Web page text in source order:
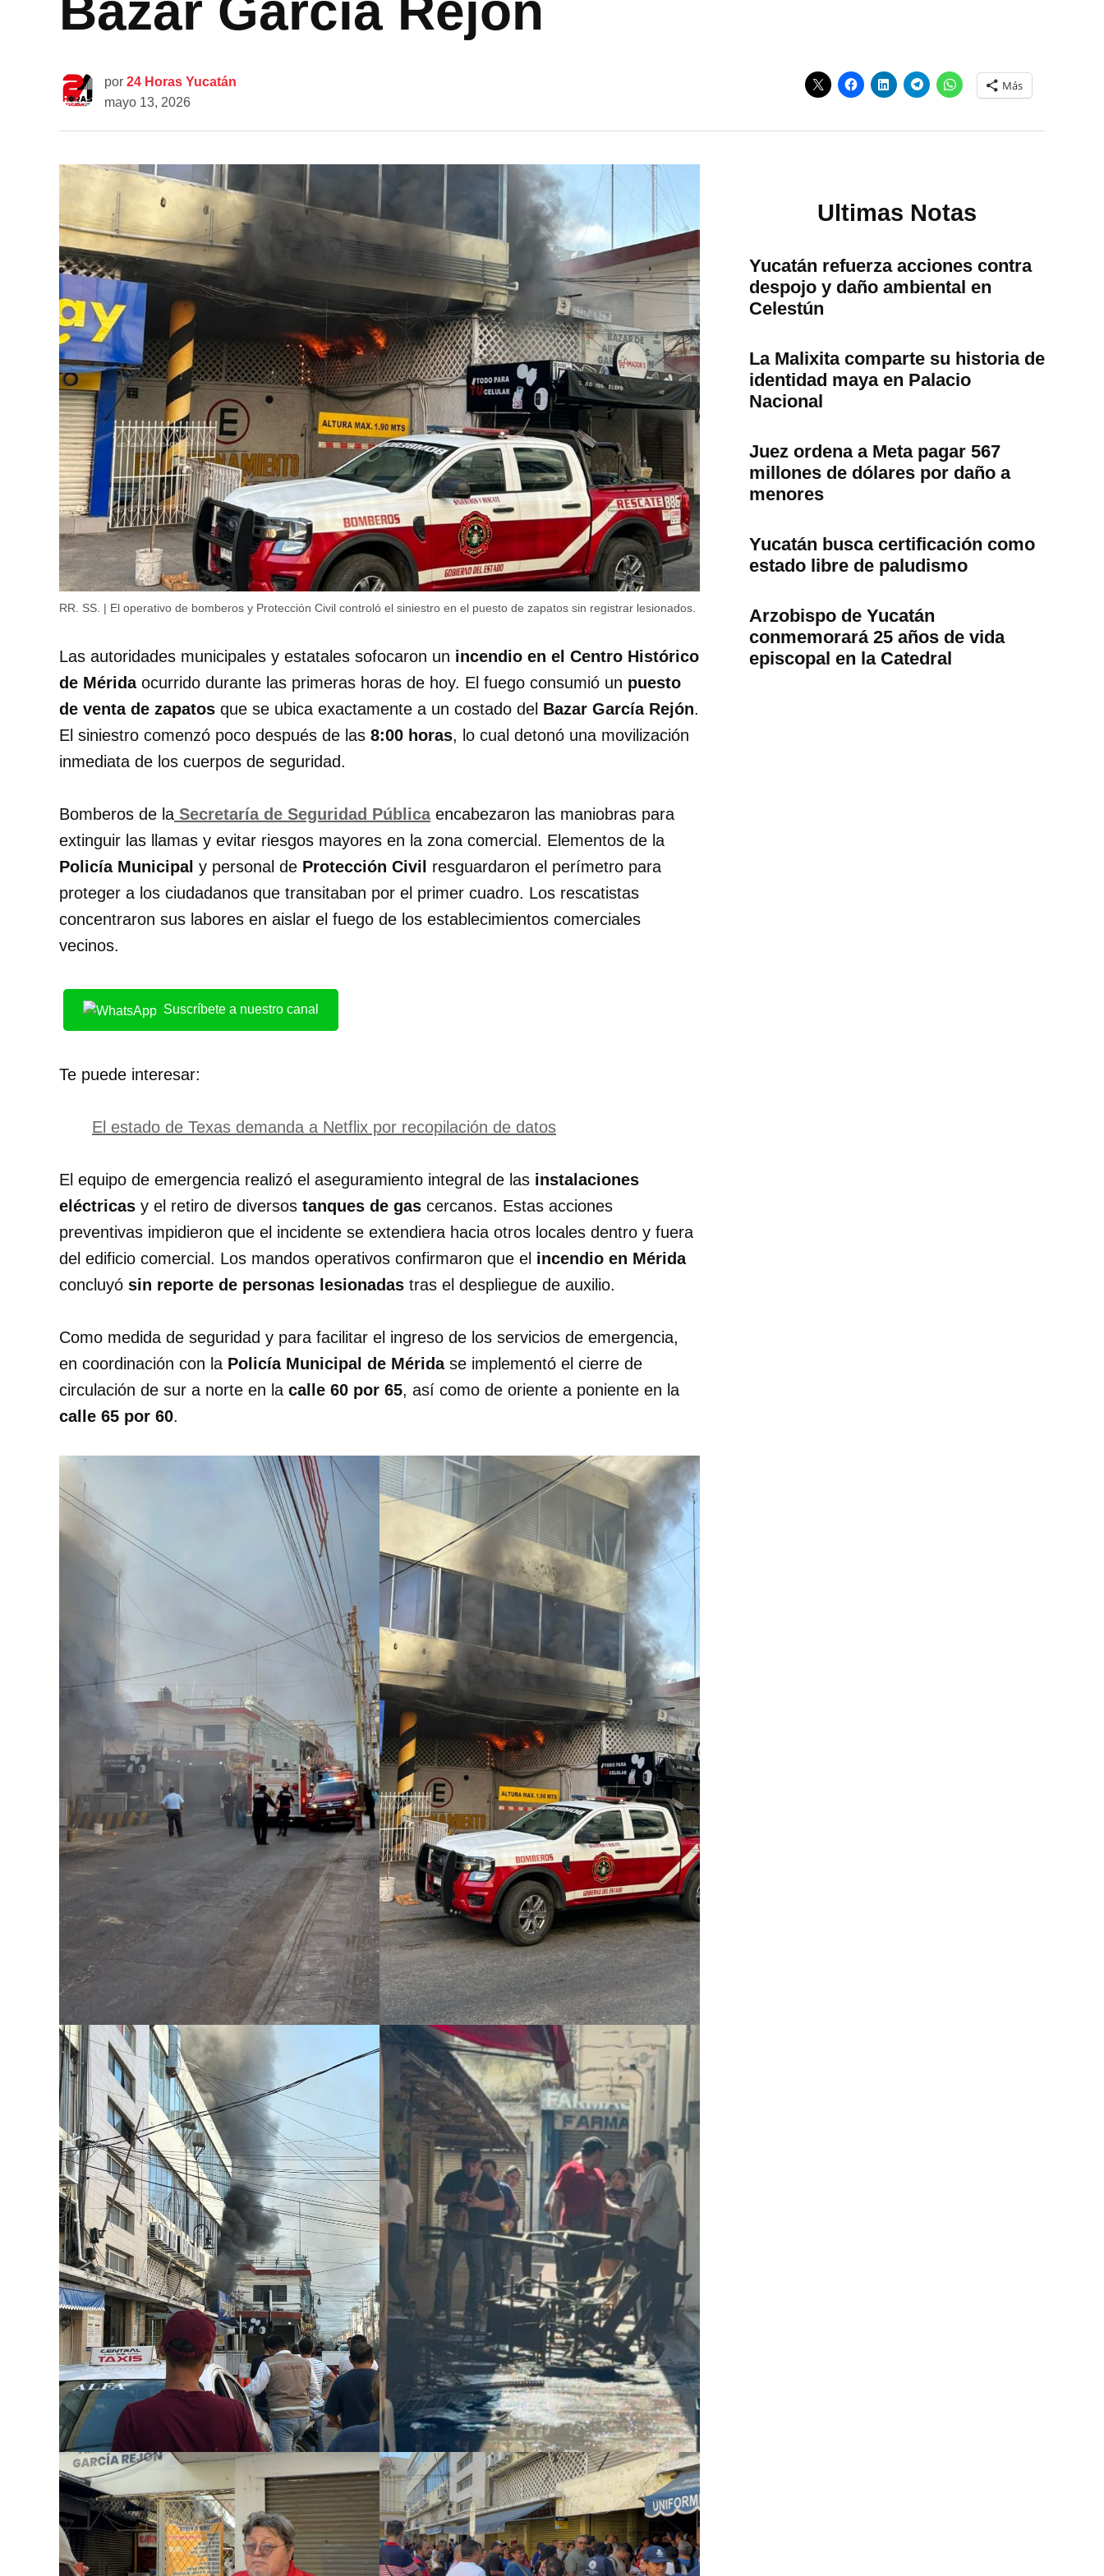
por 24 Horas Yucatán
mayo 13, 2026
Más
RR. SS. | El operativo de bomberos y Protección Civil controló el siniestro en el puesto de zapatos sin registrar lesionados.
Las autoridades municipales y estatales sofocaron un incendio en el Centro Histórico
de Méridaocurrido durante las primeras horas de hoy. El fuego consumió un puesto
de venta de zapatos que se ubica exactamente a un costado del Bazar García Rejón.
El siniestro comenzó poco después de las 8:00 horas, lo cual detonó una movilización
inmediata de los cuerpos de seguridad.
Bomberos de la Secretaría de Seguridad Públicaencabezaron las maniobras para
extinguir las llamas y evitar riesgos mayores en la zona comercial. Elementos de la
Policía Municipal y personal de Protección Civil
resguardaron el perímetro para
proteger a los ciudadanos que transitaban por el primer cuadro. Los rescatistas
concentraron sus labores en aislar el fuego de los establecimientos comerciales
vecinos.
Suscríbete a nuestro canal
Te puede interesar:
El estado de Texas demanda a Netflix por recopilación de datos
El equipo de emergencia realizó el aseguramiento integral de las instalaciones
eléctricas y el retiro de diversos tanques de gas cercanos. Estas acciones
preventivas impidieron que el incidente se extendiera hacia otros locales dentro y fuera
del edificio comercial. Los mandos operativos confirmaron que el incendio en Mérida
concluyó sin reporte de personas lesionadas tras el despliegue de auxilio.
Como medida de seguridad y para facilitar el ingreso de los servicios de emergencia,
en coordinación con la Policía Municipal de Méridase implementó el cierre de
circulación de sur a norte en la calle 60 por 65, así como de oriente a poniente en la
calle 65 por 60.
Ultimas Notas
Yucatán refuerza acciones contra
despojo y daño ambiental en
Celestún
La Malixita comparte su historia de
identidad maya en Palacio
Nacional
Juez ordena a Meta pagar 567
millones de dólares por daño a
menores
Yucatán busca certificación como
estado libre de paludismo
Arzobispo de Yucatán
conmemorará 25 años de vida
episcopal en la Catedral